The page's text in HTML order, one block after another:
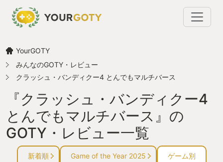
YourGOTY
みんなのGOTY・レビュー
クラッシュ・バンディクー4 とんでもマルチバース
『クラッシュ・バンディクー4
とんでもマルチバース』の
GOTY・レビュー一覧
新着順 Game of the Year 2025 ゲーム別